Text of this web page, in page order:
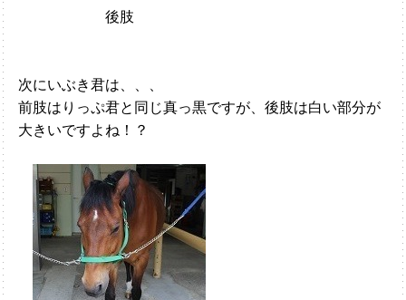
後肢
次にいぶき君は、、、
前肢はりっぷ君と同じ真っ黒ですが、後肢は白い部分が
大きいですよね！？